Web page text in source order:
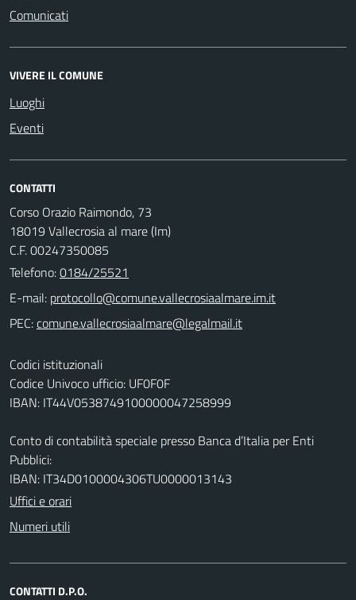
Comunicati
VIVERE IL COMUNE
Luoghi
Eventi
CONTATTI
Corso Orazio Raimondo, 73
18019 Vallecrosia al mare (Im)
C.F. 00247350085
Telefono:0184/25521
E-mail:
PEC:
Codici istituzionali
Codice Univoco ufficio: UF0F0F
IBAN: IT44V0538749100000047258999
Conto di contabilità speciale presso Banca d’Italia per Enti
Pubblici:
IBAN: IT34D0100004306TU0000013143
Uffici e orari
Numeri utili
CONTATTI D.P.O.